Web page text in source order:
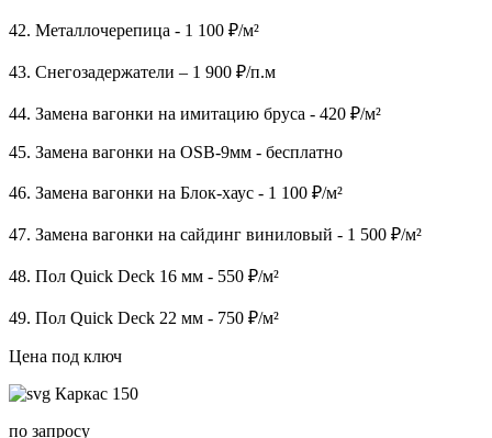
42. Металлочерепица - 1 100 ₽/м²
43. Снегозадержатели – 1 900 ₽/п.м
44. Замена вагонки на имитацию бруса - 420 ₽/м²
45. Замена вагонки на OSB-9мм - бесплатно
46. Замена вагонки на Блок-хаус - 1 100 ₽/м²
47. Замена вагонки на сайдинг виниловый - 1 500 ₽/м²
48. Пол Quick Deck 16 мм - 550 ₽/м²
49. Пол Quick Deck 22 мм - 750 ₽/м²
Цена под ключ
Каркас 150
по запросу